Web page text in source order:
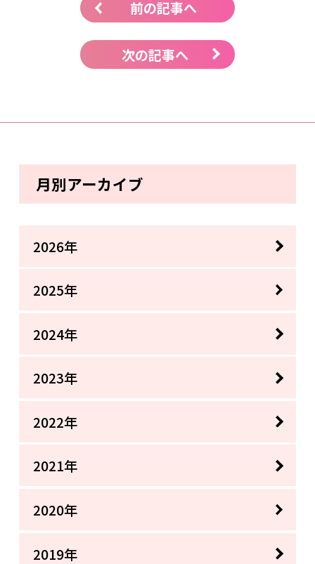
前の記事へ
次の記事へ
月別アーカイブ
2026年
2025年
2024年
2023年
2022年
2021年
2020年
2019年